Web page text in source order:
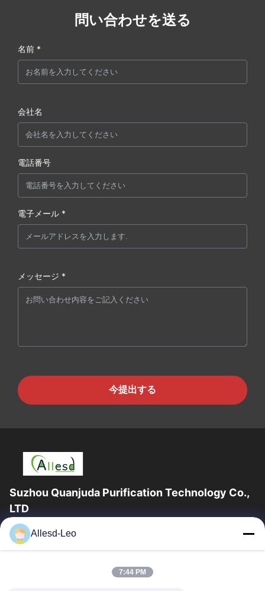
問い合わせを送る
名前 *
会社名
電話番号
電子メール *
メッセージ *
今提出する
Suzhou Quanjuda Purification Technology Co.,
LTD
ESDの一流の製造業者として16years経験、そして輸出業者及びク
リーンルーム プロダクト、私達はESDの実線を及びクリーンルー
Allesd-Leo
7:44 PM